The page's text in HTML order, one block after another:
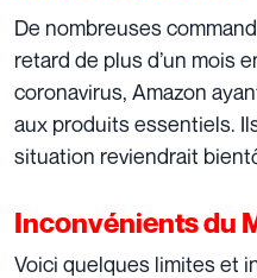
De nombreuses
retard de plus d’un mois
coronavirus, Amazon
aux produits essentiels.
situation reviendrait
Inconvénients du
Voici quelques limites et